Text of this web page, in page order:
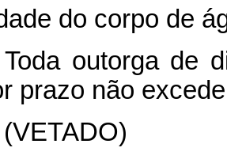
do corpo de
outorga de
prazo não
(VETADO)